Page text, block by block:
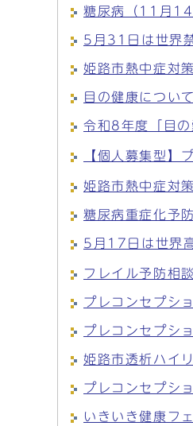
糖尿病（11月14
5月31日は世界
姫路市熱中症対
目の健康につい
令和8年度「目
【個人募集型】
姫路市熱中症対
糖尿病重症化予
5月17日は世界
フレイル予防相
プレコンセプシ
プレコンセプシ
姫路市透析ハイ
プレコンセプシ
いきいき健康フ